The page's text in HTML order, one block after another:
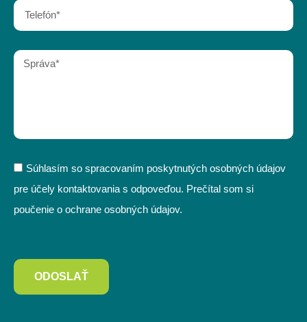
Súhlasím so spracovaním poskytnutých osobných údajov
pre účely kontaktovania s odpoveďou. Prečítal som si
poučenie o ochrane osobných údajov.
ODOSLAŤ